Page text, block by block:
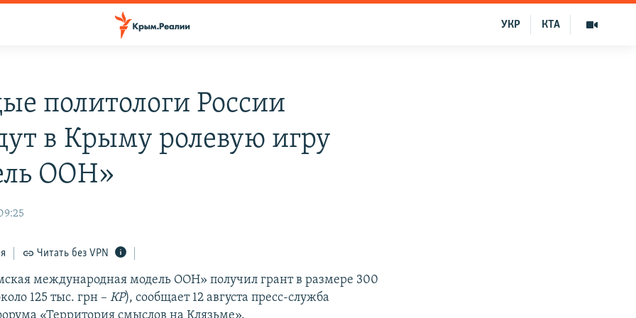
КТА
УКР
политологи России
в Крыму ролевую игру
ООН»
Читать без VPN
международная модель ООН» получил грант в размере 300
125 тыс. грн –КР), сообщает 12 августа пресс-служба